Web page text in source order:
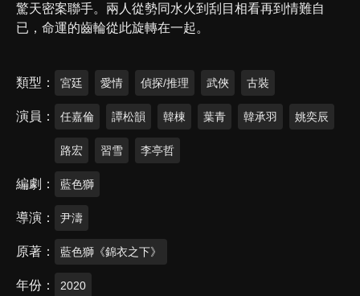
驚天密案聯手。兩人從勢同水火到刮目相看再到情難自
已，命運的齒輪從此旋轉在一起。
類型 宮廷 愛情 偵探/推理 武俠 古裝
演員 任嘉倫 譚松韻 韓棟 葉青 韓承羽 姚奕辰
路宏 習雪 李亭哲
編劇 藍色獅
導演 尹濤
原著 藍色獅《錦衣之下》
年份 2020